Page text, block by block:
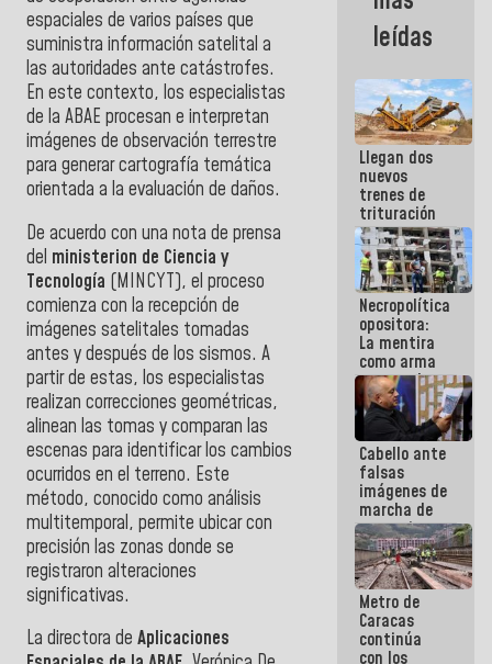
espaciales de varios países que
suministra información satelital a
las autoridades ante catástrofes.
En este contexto, los especialistas
de la ABAE procesan e interpretan
imágenes de observación terrestre
para generar cartografía temática
orientada a la evaluación de daños.
De acuerdo con una nota de prensa
del ministerion de Ciencia y
Tecnología (MINCYT), el proceso
comienza con la recepción de
imágenes satelitales tomadas
antes y después de los sismos. A
partir de estas, los especialistas
realizan correcciones geométricas,
alinean las tomas y comparan las
escenas para identificar los cambios
ocurridos en el terreno. Este
método, conocido como análisis
multitemporal, permite ubicar con
precisión las zonas donde se
registraron alteraciones
significativas.
La directora de Aplicaciones
leídas
Llegan dos
nuevos
trenes de
trituración
para
optimizar
manejo de
escombros
en La Guaira
Necropolítica
opositora:
La mentira
como arma
contra el
Pueblo
Cabello ante
falsas
imágenes de
marcha de
extremistas:
Son unos
coberos,
viven de la
mentira
Metro de
Caracas
continúa
con los